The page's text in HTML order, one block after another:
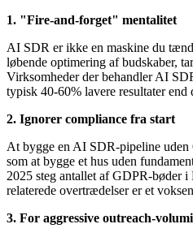
1. "Fire-and-forget" mentalitet
AI SDR er ikke en maskine du
løbende optimering af budskaber,
Virksomheder der behandler AI
typisk 40-60% lavere resultater end
2. Ignorer compliance fra start
At bygge en AI SDR-pipeline
som at bygge et hus uden
2025 steg antallet af GDPR-
relaterede overtrædelser er et
3. For aggressive outreach-